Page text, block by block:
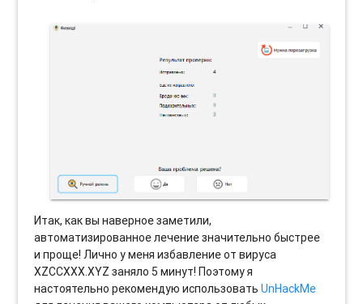
Итак, как вы наверное заметили,
автоматизированное лечение значительно быстрее
и проще! Лично у меня избавление от вируса
XZCCXXX.XYZ заняло 5 минут! Поэтому я
настоятельно рекомендую использоватьUnHackMe